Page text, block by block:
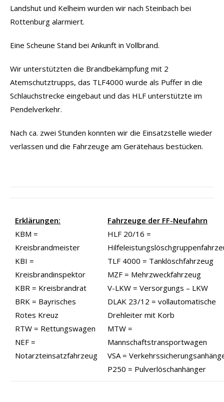
Landshut und Kelheim wurden wir nach Steinbach bei
Rottenburg alarmiert.
Eine Scheune Stand bei Ankunft in Vollbrand.
Wir unterstützten die Brandbekämpfung mit 2
Atemschutztrupps, das TLF4000 wurde als Puffer in die
Schlauchstrecke eingebaut und das HLF unterstützte im
Pendelverkehr.
Nach ca. zwei Stunden konnten wir die Einsatzstelle wieder
verlassen und die Fahrzeuge am Gerätehaus bestücken.
Erklärungen:
KBM =
Kreisbrandmeister
KBI =
Kreisbrandinspektor
KBR = Kreisbrandrat
BRK = Bayrisches
Rotes Kreuz
RTW = Rettungswagen
NEF =
Notarzteinsatzfahrzeug
Fahrzeuge der FF-Neufahrn
HLF 20/16 =
TLF 4000 = Tanklöschfahrzeug
MZF = Mehrzweckfahrzeug
V-LKW = Versorgungs – LKW
DLAK 23/12 = vollautomatische
Drehleiter mit Korb
MTW =
Mannschaftstransportwagen
VSA =
P250 = Pulverlöschanhänger